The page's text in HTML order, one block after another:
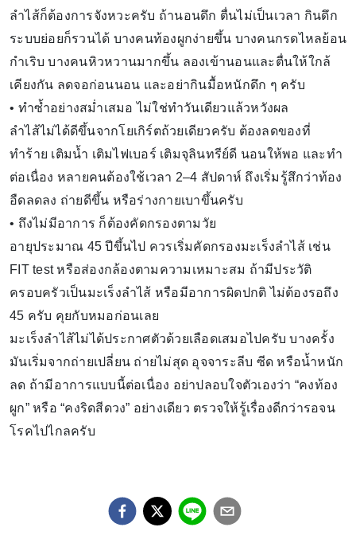
ลำไส้ก็ต้องการจังหวะครับ ถ้านอนดึก ตื่นไม่เป็นเวลา กินดึก
ระบบย่อยก็รวนได้ บางคนท้องผูกง่ายขึ้น บางคนกรดไหลย้อน
กำเริบ บางคนหิวหวานมากขึ้น ลองเข้านอนและตื่นให้ใกล้
เคียงกัน ลดจอก่อนนอน และอย่ากินมื้อหนักดึก ๆ ครับ
• ทำซ้ำอย่างสม่ำเสมอ ไม่ใช่ทำวันเดียวแล้วหวังผล
ลำไส้ไม่ได้ดีขึ้นจากโยเกิร์ตถ้วยเดียวครับ ต้องลดของที่
ทำร้าย เติมน้ำ เติมไฟเบอร์ เติมจุลินทรีย์ดี นอนให้พอ และทำ
ต่อเนื่อง หลายคนต้องใช้เวลา 2–4 สัปดาห์ ถึงเริ่มรู้สึกว่าท้อง
อืดลดลง ถ่ายดีขึ้น หรือร่างกายเบาขึ้นครับ
• ถึงไม่มีอาการ ก็ต้องคัดกรองตามวัย
อายุประมาณ 45 ปีขึ้นไป ควรเริ่มคัดกรองมะเร็งลำไส้ เช่น
FIT test หรือส่องกล้องตามความเหมาะสม ถ้ามีประวัติ
ครอบครัวเป็นมะเร็งลำไส้ หรือมีอาการผิดปกติ ไม่ต้องรอถึง
45 ครับ คุยกับหมอก่อนเลย
มะเร็งลำไส้ไม่ได้ประกาศตัวด้วยเลือดเสมอไปครับ บางครั้ง
มันเริ่มจากถ่ายเปลี่ยน ถ่ายไม่สุด อุจจาระลีบ ซีด หรือน้ำหนัก
ลด ถ้ามีอาการแบบนี้ต่อเนื่อง อย่าปลอบใจตัวเองว่า “คงท้อง
ผูก” หรือ “คงริดสีดวง” อย่างเดียว ตรวจให้รู้เรื่องดีกว่ารอจน
โรคไปไกลครับ